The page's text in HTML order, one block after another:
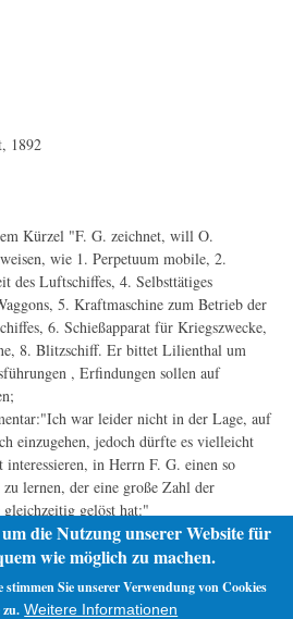
1892
Kürzel "F. G. zeichnet, will O.
wie 1. Perpetuum mobile, 2.
des Luftschiffes, 4. Selbsttätiges
5. Kraftmaschine zum Betrieb der
6. Schießapparat für Kriegszwecke,
8. Blitzschiff. Er bittet Lilienthal um
, Erfindungen sollen auf
war leider nicht in der Lage, auf
einzugehen, jedoch dürfte es vielleicht
in Herrn F. G. einen so
lernen, der eine große Zahl der
gelöst hat:"
KB)
die Nutzung unserer Website für
wie möglich zu machen.
Sie unserer Verwendung von Cookies
Weitere Informationen